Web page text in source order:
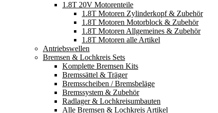
1.8T 20V Motorenteile
1.8T Motoren Zylinderkopf & Zubehör
1.8T Motoren Motorblock & Zubehör
1.8T Motoren Allgemeines & Zubehör
1.8T Motoren alle Artikel
Antriebswellen
Bremsen & Lochkreis Sets
Komplette Bremsen Kits
Bremssättel & Träger
Bremsscheiben / Bremsbeläge
Bremssystem & Zubehör
Radlager & Lochkreisumbauten
Alle Bremsen & Lochkreis Artikel